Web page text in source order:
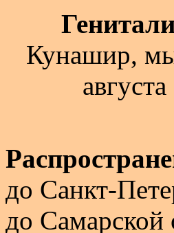
Кунашир,
до Санкт-
до